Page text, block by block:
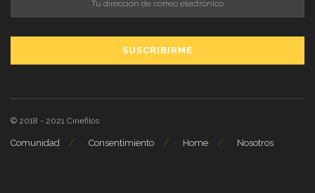
© 2018 - 2021 Cinefilos
Comunidad Consentimiento Home Nosotros